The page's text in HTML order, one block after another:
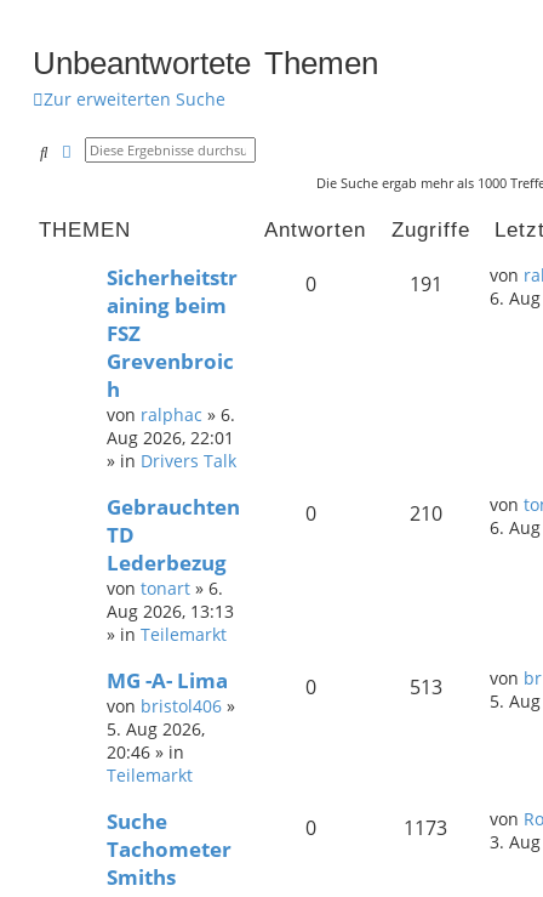
Unbeantwortete Themen
Zur erweiterten Suche
SucheErweiterte Suche
Die Suche ergab mehr als 1000
THEMEN Antworten Zugriffe
Sicherheitstr
aining beim
FSZ
Grevenbroic
h
von ralphac » 6.
Aug 2026, 22:01
» in Drivers Talk
0 191 von
6.
Gebrauchten
TD
Lederbezug
von tonart » 6.
Aug 2026, 13:13
» in Teilemarkt
0 210 von
6.
MG -A- Lima
von bristol406 »
5. Aug 2026,
20:46 » in
Teilemarkt
0 513 von
5.
Suche
Tachometer
Smiths
0 1173 von
3.